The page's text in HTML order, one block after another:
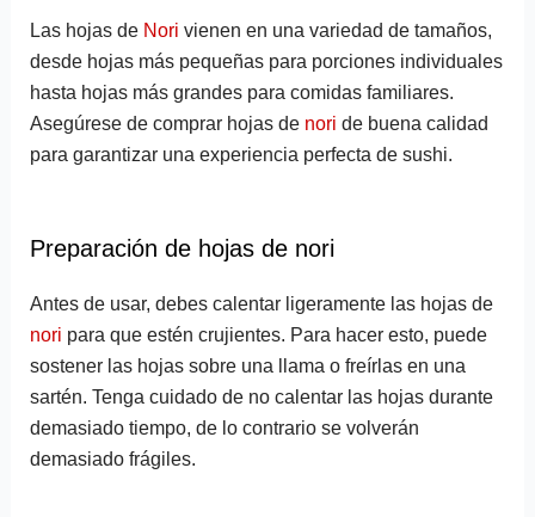
Las hojas de Nori vienen en una variedad de tamaños,
desde hojas más pequeñas para porciones individuales
hasta hojas más grandes para comidas familiares.
Asegúrese de comprar hojas de nori de buena calidad
para garantizar una experiencia perfecta de sushi.
Preparación de hojas de nori
Antes de usar, debes calentar ligeramente las hojas de
nori para que estén crujientes. Para hacer esto, puede
sostener las hojas sobre una llama o freírlas en una
sartén. Tenga cuidado de no calentar las hojas durante
demasiado tiempo, de lo contrario se volverán
demasiado frágiles.